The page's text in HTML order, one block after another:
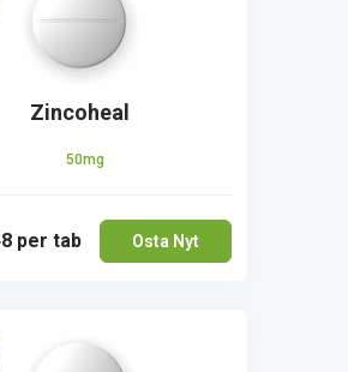
Zincoheal
50mg
per tab Osta Nyt